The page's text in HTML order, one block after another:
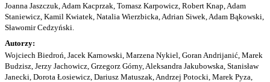
Joanna Jaszczuk, Adam Kacprzak, Tomasz Karpowicz, Robert Knap, Adam
Staniewicz, Kamil Kwiatek, Natalia Wierzbicka, Adrian Siwek, Adam Bąkowski,
Sławomir Cedzyński.
Autorzy:
Wojciech Biedroń, Jacek Karnowski, Marzena Nykiel, Goran Andrijanić, Marek
Budzisz, Jerzy Jachowicz, Grzegorz Górny, Aleksandra Jakubowska, Stanisław
Janecki, Dorota Łosiewicz, Dariusz Matuszak, Andrzej Potocki, Marek Pyza,